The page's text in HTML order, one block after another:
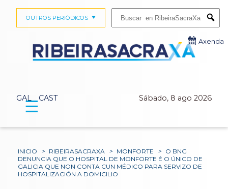
GAL CAST Sábado, 8 ago 2026
OUTROS PERIÓDICOS
Axenda
☰
INICIO > RIBEIRASACRAXA > MONFORTE > O BNG
DENUNCIA QUE O HOSPITAL DE MONFORTE É O ÚNICO DE
GALICIA QUE NON CONTA CUN MÉDICO PARA SERVIZO DE
HOSPITALIZACIÓN A DOMICILIO